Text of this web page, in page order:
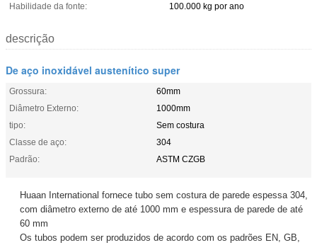
Habilidade da fonte:
100.000 kg por ano
descrição
De aço inoxidável austenítico super
Grossura:
60mm
Diâmetro Externo:
1000mm
tipo:
Sem costura
Classe de aço:
304
Padrão:
ASTM CZGB
Huaan International fornece tubo sem costura de parede espessa 304,
com diâmetro externo de até 1000 mm e espessura de parede de até
60 mm
Os tubos podem ser produzidos de acordo com os padrões EN, GB,